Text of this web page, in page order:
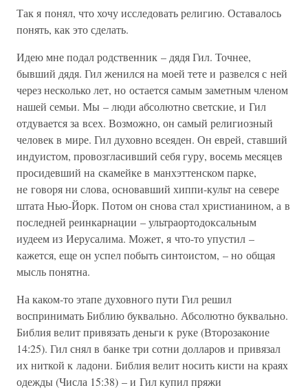
Так я понял, что хочу исследовать религию. Оставалось
понять, как это сделать.
Идею мне подал родственник – дядя Гил. Точнее,
бывший дядя. Гил женился на моей тете и развелся с ней
через несколько лет, но остается самым заметным членом
нашей семьи. Мы – люди абсолютно светские, и Гил
отдувается за всех. Возможно, он самый религиозный
человек в мире. Гил духовно всеяден. Он еврей, ставший
индуистом, провозгласивший себя гуру, восемь месяцев
просидевший на скамейке в манхэттенском парке,
не говоря ни слова, основавший хиппи-культ на севере
штата Нью-Йорк. Потом он снова стал христианином, а в
последней реинкарнации – ультраортодоксальным
иудеем из Иерусалима. Может, я что-то упустил –
кажется, еще он успел побыть синтоистом, – но общая
мысль понятна.
На каком-то этапе духовного пути Гил решил
воспринимать Библию буквально. Абсолютно буквально.
Библия велит привязать деньги к руке (Второзаконие
14:25). Гил снял в банке три сотни долларов и привязал
их ниткой к ладони. Библия велит носить кисти на краях
одежды (Числа 15:38) – и Гил купил пряжи